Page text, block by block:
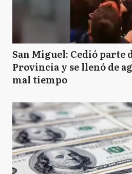
San Miguel: Cedió parte
Provincia y se llenó de
mal tiempo